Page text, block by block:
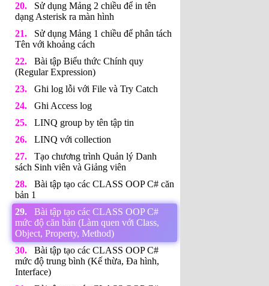
Sử dụng Mảng 2 chiều để in tên
dạng Asterisk ra màn hình
Sử dụng Mảng 1 chiều để phân tách
Tên với khoảng cách
Bài tập Biểu thức Chính quy
(Regular Expression)
Ghi log lỗi với File và Try Catch
Ghi Access log
LINQ group by tên tập tin
LINQ với collection
Tạo chương trình Quản lý Danh
sách Sinh viên và Giảng viên
Bài tập tạo các CLASS OOP C# căn
bản 1
Bài tập tạo các CLASS OOP C#
mức độ căn bản (Làm quen với Class,
Object, Property, Method)
Bài tập tạo các CLASS OOP C#
mức độ trung bình (Kế thừa, Đa hình,
Interface)